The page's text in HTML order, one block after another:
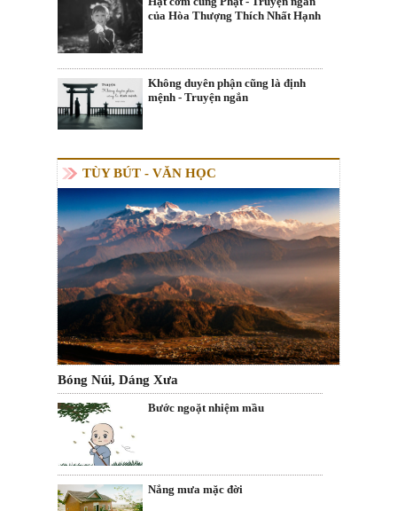
của Hòa Thượng Thích Nhất Hạnh
Không duyên phận cũng là định
mệnh - Truyện ngắn
TÙY BÚT - VĂN HỌC
Bóng Núi, Dáng Xưa
Bước ngoặt nhiệm mầu
Nắng mưa mặc đời